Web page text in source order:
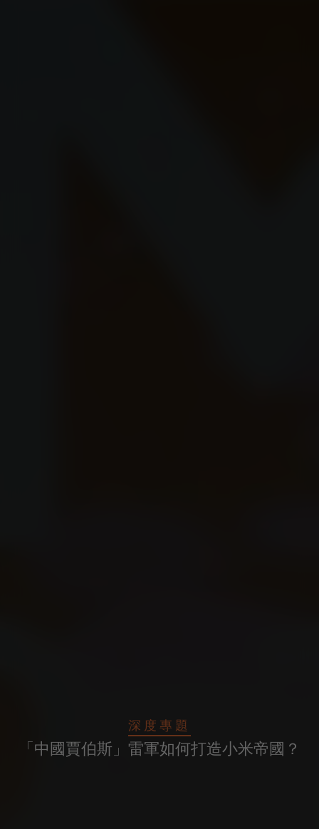
深度專題
「中國賈伯斯」雷軍如何打造小米帝國？